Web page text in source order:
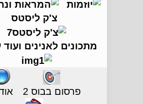
צ'ק ליסטס
מתכונים לאנינים ועוד
פרסום בבוס 2